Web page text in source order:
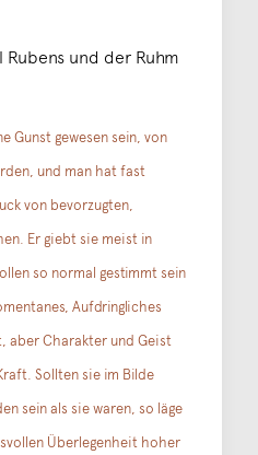
Rubens und der Ruhm
Gunst gewesen sein, von
und man hat fast
von bevorzugten,
Er giebt sie meist in
so normal gestimmt sein
Aufdringliches
aber Charakter und Geist
Sollten sie im Bilde
sein als sie waren, so läge
Überlegenheit hoher